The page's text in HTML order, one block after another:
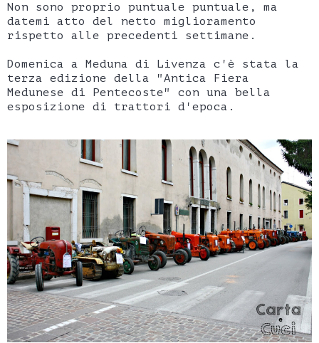
Non sono proprio puntuale puntuale, ma
datemi atto del netto miglioramento
rispetto alle precedenti settimane.
Domenica a Meduna di Livenza c'è stata la
terza edizione della "Antica Fiera
Medunese di Pentecoste" con una bella
esposizione di trattori d'epoca.